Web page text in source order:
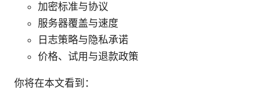
加密标准与协议
服务器覆盖与速度
日志策略与隐私承诺
价格、试用与退款政策
你将在本文看到：